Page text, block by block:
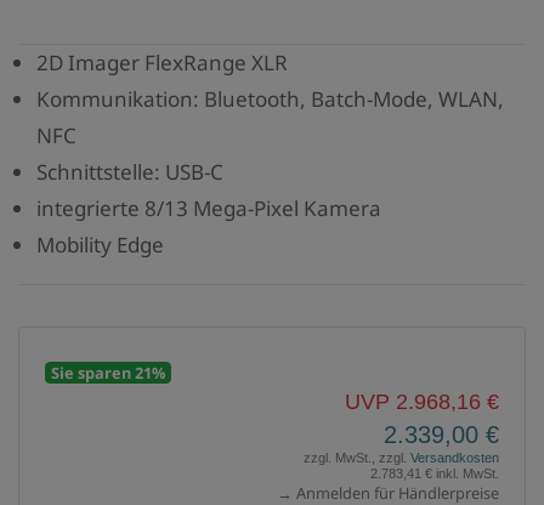
2D Imager FlexRange XLR
Kommunikation: Bluetooth, Batch-Mode, WLAN,
NFC
Schnittstelle: USB-C
integrierte 8/13 Mega-Pixel Kamera
Mobility Edge
Sie sparen 21%
UVP 2.968,16 €
2.339,00 €
zzgl. MwSt., zzgl. Versandkosten
2.783,41 € inkl. MwSt.
→ Anmelden für Händlerpreise